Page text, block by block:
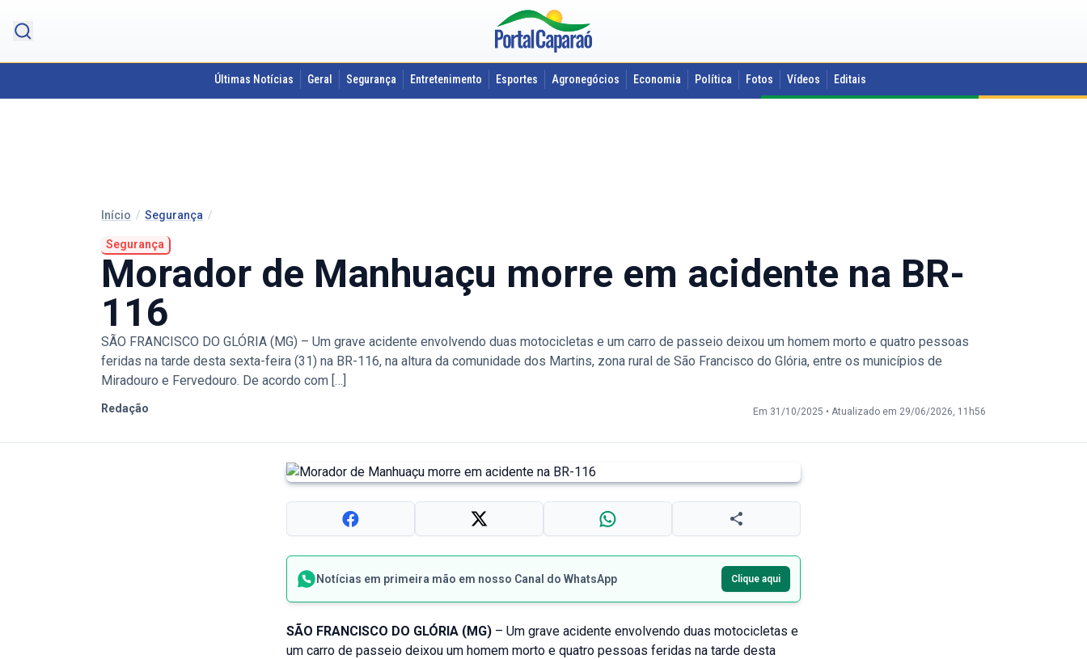
Últimas Notícias Geral Segurança Entretenimento Esportes Agronegócios Economia Política Fotos Vídeos Editais
Início /Segurança /
Segurança
Morador de Manhuaçu morre em acidente na BR-
116
SÃO FRANCISCO DO GLÓRIA (MG) – Um grave acidente envolvendo duas motocicletas e um carro de passeio deixou um homem morto e quatro pessoas
feridas na tarde desta sexta-feira (31) na BR-116, na altura da comunidade dos Martins, zona rural de São Francisco do Glória, entre os municípios de
Miradouro e Fervedouro. De acordo com […]
Redação Em 31/10/2025 • Atualizado em 29/06/2026, 11h56
Notícias em primeira mão em nosso Canal do WhatsApp Clique aqui
SÃO FRANCISCO DO GLÓRIA (MG) – Um grave acidente envolvendo duas motocicletas e
um carro de passeio deixou um homem morto e quatro pessoas feridas na tarde desta